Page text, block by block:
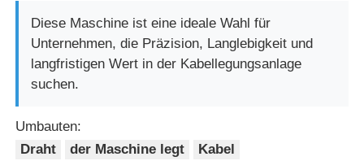
Diese Maschine ist eine ideale Wahl für
Unternehmen, die Präzision, Langlebigkeit und
langfristigen Wert in der Kabellegungsanlage
suchen.
Umbauten:
Draht
der Maschine legt Kabel